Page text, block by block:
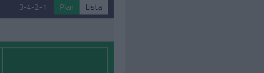
3-4-2-1 Plan
Lista